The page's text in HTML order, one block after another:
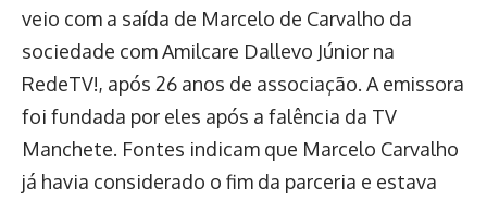
veio com a saída de Marcelo de Carvalho da
sociedade com Amilcare Dallevo Júnior na
RedeTV!, após 26 anos de associação. A emissora
foi fundada por eles após a falência da TV
Manchete. Fontes indicam que Marcelo Carvalho
já havia considerado o fim da parceria e estava